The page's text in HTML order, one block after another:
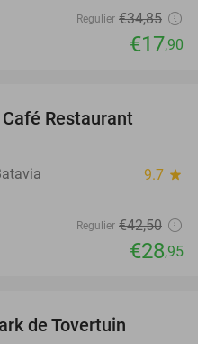
Regulier €34,85
€17,90
Restaurant
9.7 star
Regulier €42,50
€28,95
de Tovertuin